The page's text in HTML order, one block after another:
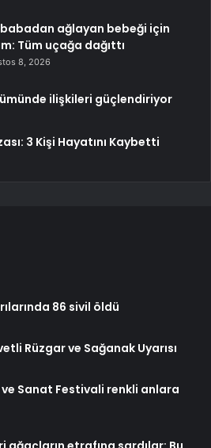
ağlayan bebeği için
Tüm uçağa dağıttı
8, 2026
ilişkileri güçlendiriyor
3 Kişi Hayatını Kaybetti
86 sivil öldü
Rüzgar ve Sağanak Uyarısı
Sanat Festivali renkli anlara